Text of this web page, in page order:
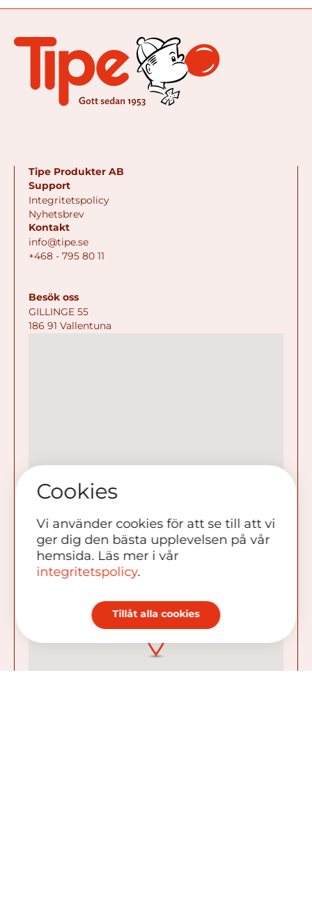
Tipe Produkter AB
Support
Integritetspolicy
Nyhetsbrev
Kontakt
info@tipe.se
+468 - 795 80 11
Besök oss
GILLINGE 55
186 91 Vallentuna
Cookies
Vi använder cookies för att se till att vi
ger dig den bästa upplevelsen på vår
hemsida. Läs mer i vår
integritetspolicy.
Tillåt alla cookies